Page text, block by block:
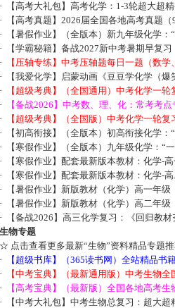
·
【高考大礼包】高考化学：1-3轮超大超
·
【高考真题】2026届全国各地高考真题
·
【暑假作业】（全版本）新九年级化学：
·
【学霸秘籍】备战2027新中考暑期早复
·
【压轴专练】中考压轴题每日一题（数学
·
【我爱化学】启蒙动画《豆豆学化学（
·
【超级考典】（全国通用）中考化学一轮
·
【备战2026】中考数、理、化：常考考
·
【超级考典】（全国版）中考化学一轮
·
【初高衔接】（全版本）初高衔接化学：
·
【寒假作业】（全版本）九年级化学：“
·
【寒假作业】配套最新版本教材：化学-
·
【寒假作业】配套最新版本教材：化学-
·
【暑假作业】新版教材（化学）高一年
·
【暑假作业】新版教材（化学）高二年
·
【备战2026】高三化学复习：《回归教
生物专题
☆ 点击查看更多最新“生物”资料精品专题
·
【超级书库】（365读书网）全站精品书
·
【中考宝典】（最新通用版）中考生物
·
【高考宝典】（最新版）全国各地高考生
·
【中考大礼包】中考生物总复习：超大